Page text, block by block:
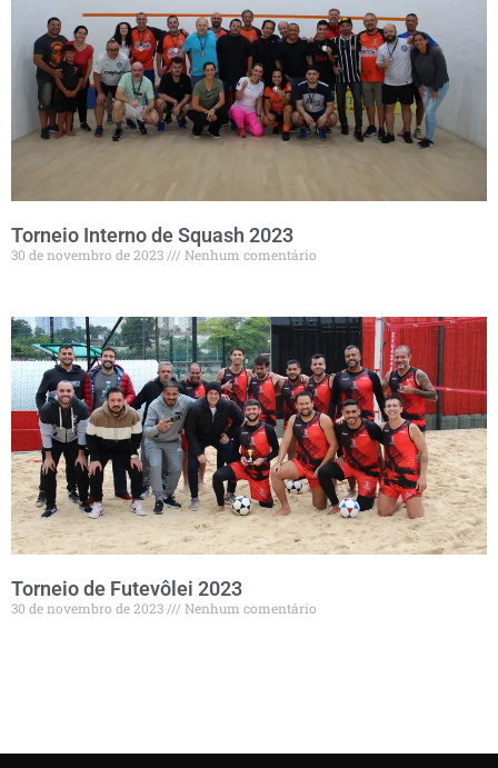
Torneio Interno de Squash 2023
30 de novembro de 2023 Nenhum comentário
Torneio de Futevôlei 2023
30 de novembro de 2023 Nenhum comentário